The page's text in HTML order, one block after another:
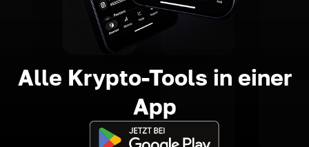
Alle Krypto-Tools in einer
App